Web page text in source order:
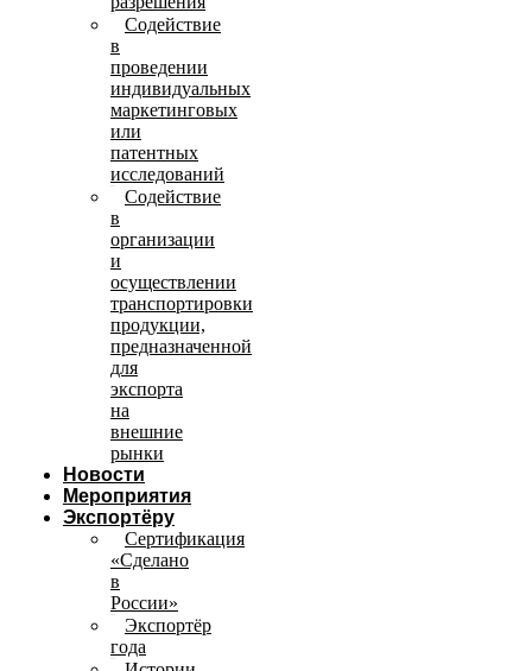
Содействие
в
проведении
индивидуальных
маркетинговых
или
патентных
исследований
Содействие
в
организации
и
осуществлении
транспортировки
продукции,
предназначенной
для
экспорта
на
внешние
рынки
Новости
Мероприятия
Экспортёру
Сертификация
«Сделано
в
России»
Экспортёр
года